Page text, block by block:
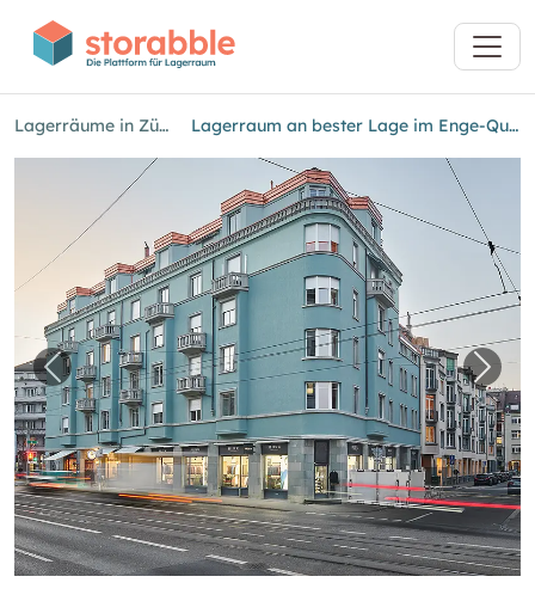
Lagerräume in Zürich Lagerraum an bester Lage im Enge-Quartier
Vorheriges Bild für "Lagerraum an bester